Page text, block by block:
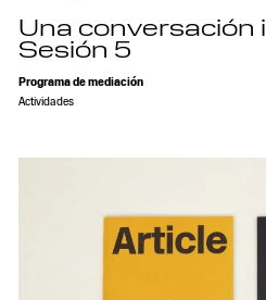
Una conversación
Sesión 5
Programa de mediación
Actividades